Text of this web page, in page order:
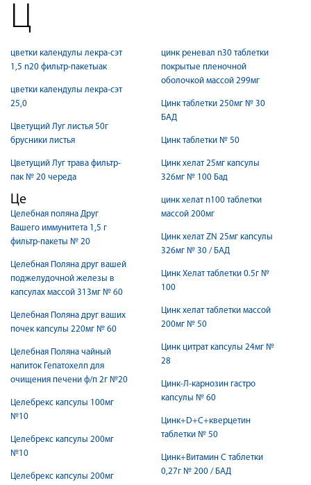
Ц
цветки календулы лекра-сэт
1,5 n20 фильтр-пакетыак
цветки календулы лекра-сэт
25,0
Цветущий Луг листья 50г
брусники листья
Цветущий Луг трава фильтр-
пак № 20 череда
Це
Целебная поляна Друг
Вашего иммунитета 1,5 г
фильтр-пакеты № 20
Целебная Поляна друг вашей
поджелудочной железы в
капсулах массой 313мг № 60
Целебная Поляна друг ваших
почек капсулы 220мг № 60
Целебная Поляна чайный
напиток Гепатохелп для
очищения печени ф/п 2г №20
Целебрекс капсулы 100мг
№10
Целебрекс капсулы 200мг
№10
Целебрекс капсулы 200мг
цинк реневал n30 таблетки
покрытые пленочной
оболочкой массой 299мг
Цинк таблетки 250мг № 30
БАД
Цинк таблетки № 50
Цинк хелат 25мг капсулы
326мг № 100 Бад
цинк хелат n100 таблетки
массой 200мг
Цинк хелат ZN 25мг капсулы
326мг № 30 / БАД
Цинк Хелат таблетки 0.5г №
100
Цинк хелат таблетки массой
200мг № 50
Цинк цитрат капсулы 24мг №
28
Цинк-Л-карнозин гастро
капсулы № 60
Цинк+D+C+кверцетин
таблетки № 50
Цинк+Витамин С таблетки
0,27г № 200 / БАД